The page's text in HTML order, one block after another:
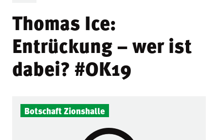
Thomas Ice:
Entrückung – wer ist
dabei? #OK19
Botschaft Zionshalle